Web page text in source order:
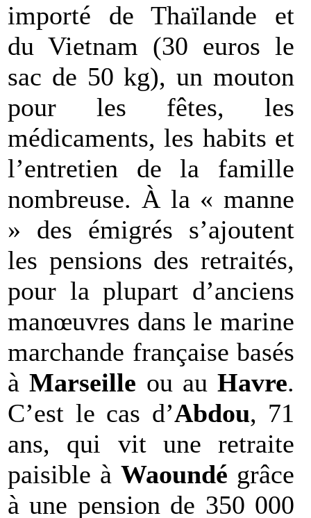
importé de Thaïlande et
du Vietnam (30 euros le
sac de 50 kg), un mouton
pour les fêtes, les
médicaments, les habits et
l’entretien de la famille
nombreuse. À la « manne
» des émigrés s’ajoutent
les pensions des retraités,
pour la plupart d’anciens
manœuvres dans le marine
marchande française basés
àMarseille ou au Havre.
C’est le cas d’Abdou, 71
ans, qui vit une retraite
paisible à Waoundé grâce
à une pension de 350 000